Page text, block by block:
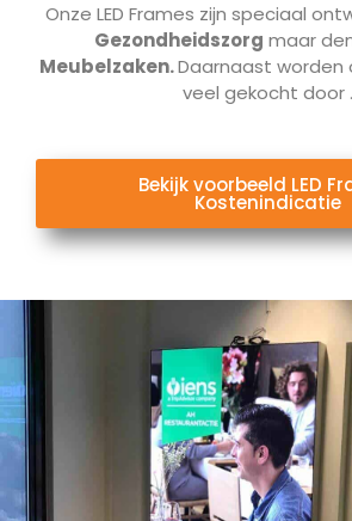
Onze LED Frames zijn speciaal
Gezondheidszorg maar
Meubelzaken.Daarnaast worden
veel gekocht door .
Bekijk voorbeeld LED
Kostenindicatie